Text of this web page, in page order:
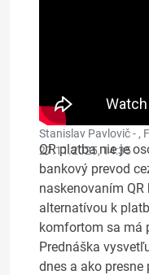
Stanislav Pavlovič - ,
27.11.2025, 14:35
QR platba nie je
bankový prevod
naskenovaním
alternatívou k
komfortom sa má
Prednáška
dnes a ako presne